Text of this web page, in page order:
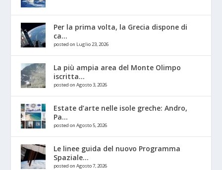
Per la prima volta, la Grecia dispone di
ca...
posted on Luglio 23, 2026
La più ampia area del Monte Olimpo
iscritta...
posted on Agosto 3, 2026
Estate d’arte nelle isole greche: Andro,
Pa...
posted on Agosto 5, 2026
Le linee guida del nuovo Programma
Spaziale...
posted on Agosto 7, 2026